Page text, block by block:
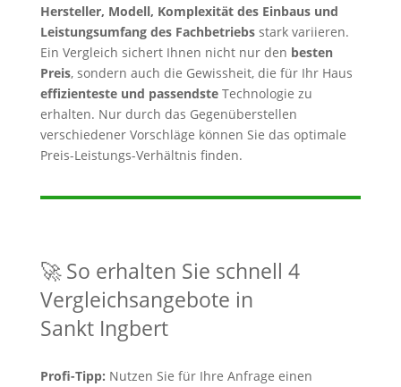
Hersteller, Modell, Komplexität des Einbaus und
Leistungsumfang des Fachbetriebsstark variieren.
Ein Vergleich sichert Ihnen nicht nur den besten
Preis, sondern auch die Gewissheit, die für Ihr Haus
effizienteste und passendsteTechnologie zu
erhalten. Nur durch das Gegenüberstellen
verschiedener Vorschläge können Sie das optimale
Preis-Leistungs-Verhältnis finden.
🚀 So erhalten Sie schnell 4
Vergleichsangebote in
Sankt Ingbert
Profi-Tipp: Nutzen Sie für Ihre Anfrage einen